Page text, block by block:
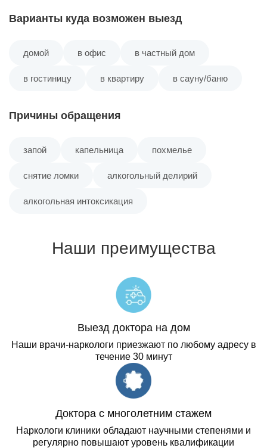
Варианты куда возможен выезд
домой в офис в частный дом
в гостиницу в квартиру в сауну/баню
Причины обращения
запой капельница похмелье
снятие ломки алкогольный делирий
алкогольная интоксикация
Наши преимущества
Выезд доктора на дом
Наши врачи-наркологи приезжают по любому адресу в
течение 30 минут
Доктора с многолетним стажем
Наркологи клиники обладают научными степенями и
регулярно повышают уровень квалификации